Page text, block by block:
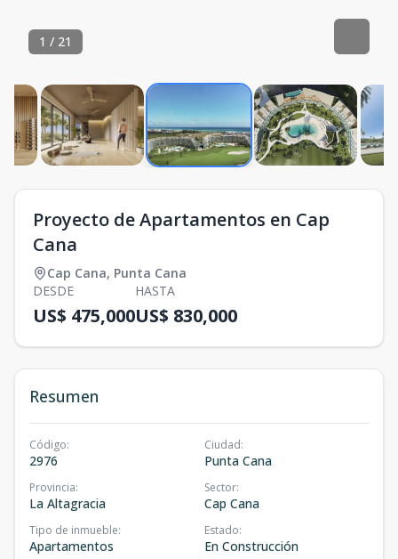
1 / 21
Proyecto de Apartamentos en Cap
Cana
Cap Cana, Punta Cana
DESDE
US$ 475,000
HASTA
US$ 830,000
Resumen
Código:
2976
Ciudad:
Punta Cana
Provincia:
La Altagracia
Sector:
Cap Cana
Tipo de inmueble:
Apartamentos
Estado:
En Construcción